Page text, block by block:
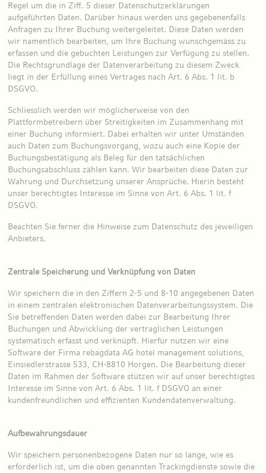
Regel um die in Ziff. 5 dieser Datenschutzerklärungen
aufgeführten Daten. Darüber hinaus werden uns gegebenenfalls
Anfragen zu Ihrer Buchung weitergeleitet. Diese Daten werden
wir namentlich bearbeiten, um Ihre Buchung wunschgemäss zu
erfassen und die gebuchten Leistungen zur Verfügung zu stellen.
Die Rechtsgrundlage der Datenverarbeitung zu diesem Zweck
liegt in der Erfüllung eines Vertrages nach Art. 6 Abs. 1 lit. b
DSGVO.
Schliesslich werden wir möglicherweise von den
Plattformbetreibern über Streitigkeiten im Zusammenhang mit
einer Buchung informiert. Dabei erhalten wir unter Umständen
auch Daten zum Buchungsvorgang, wozu auch eine Kopie der
Buchungsbestätigung als Beleg für den tatsächlichen
Buchungsabschluss zählen kann. Wir bearbeiten diese Daten zur
Wahrung und Durchsetzung unserer Ansprüche. Hierin besteht
unser berechtigtes Interesse im Sinne von Art. 6 Abs. 1 lit. f
DSGVO.
Beachten Sie ferner die Hinweise zum Datenschutz des jeweiligen
Anbieters.
Zentrale Speicherung und Verknüpfung von Daten
Wir speichern die in den Ziffern 2-5 und 8-10 angegebenen Daten
in einem zentralen elektronischen Datenverarbeitungssystem. Die
Sie betreffenden Daten werden dabei zur Bearbeitung Ihrer
Buchungen und Abwicklung der vertraglichen Leistungen
systematisch erfasst und verknüpft. Hierfür nutzen wir eine
Software der Firma rebagdata AG hotel management solutions,
Einsiedlerstrasse 533, CH-8810 Horgen. Die Bearbeitung dieser
Daten im Rahmen der Software stützen wir auf unser berechtigtes
Interesse im Sinne von Art. 6 Abs. 1 lit. f DSGVO an einer
kundenfreundlichen und effizienten Kundendatenverwaltung.
Aufbewahrungsdauer
Wir speichern personenbezogene Daten nur so lange, wie es
erforderlich ist, um die oben genannten Trackingdienste sowie die